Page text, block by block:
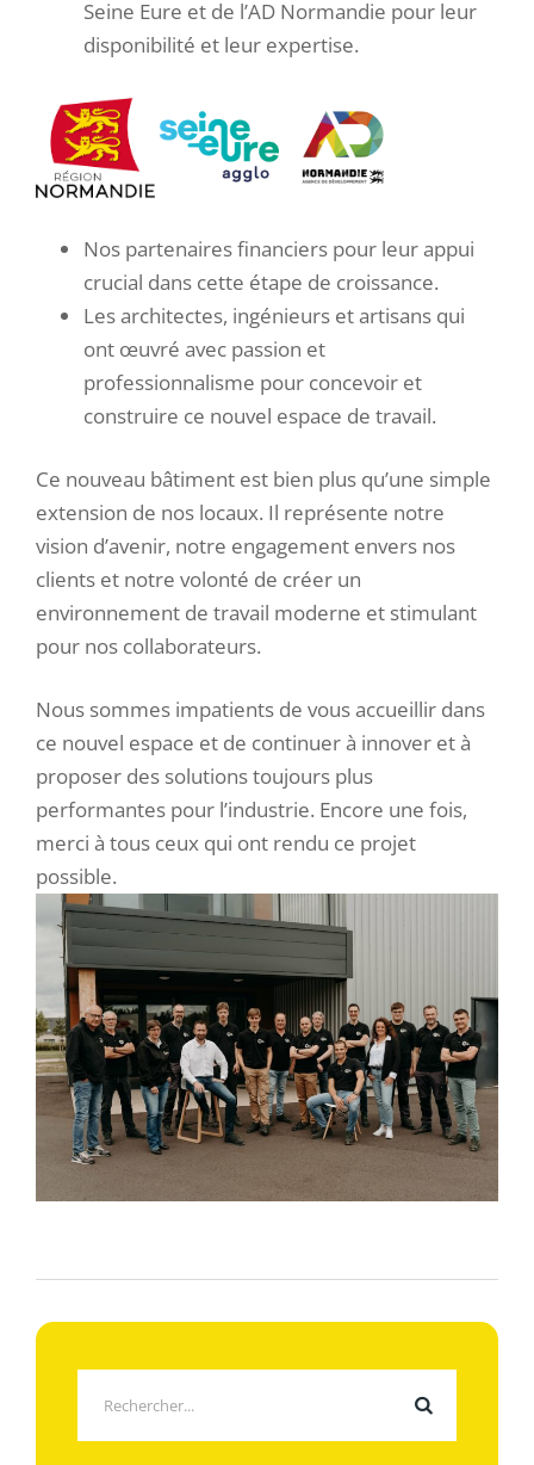
Seine Eure et de l’AD Normandie pour leur
disponibilité et leur expertise.
Nos partenaires financiers pour leur appui
crucial dans cette étape de croissance.
Les architectes, ingénieurs et artisans qui
ont œuvré avec passion et
professionnalisme pour concevoir et
construire ce nouvel espace de travail.
Ce nouveau bâtiment est bien plus qu’une simple
extension de nos locaux. Il représente notre
vision d’avenir, notre engagement envers nos
clients et notre volonté de créer un
environnement de travail moderne et stimulant
pour nos collaborateurs.
Nous sommes impatients de vous accueillir dans
ce nouvel espace et de continuer à innover et à
proposer des solutions toujours plus
performantes pour l’industrie. Encore une fois,
merci à tous ceux qui ont rendu ce projet
possible.